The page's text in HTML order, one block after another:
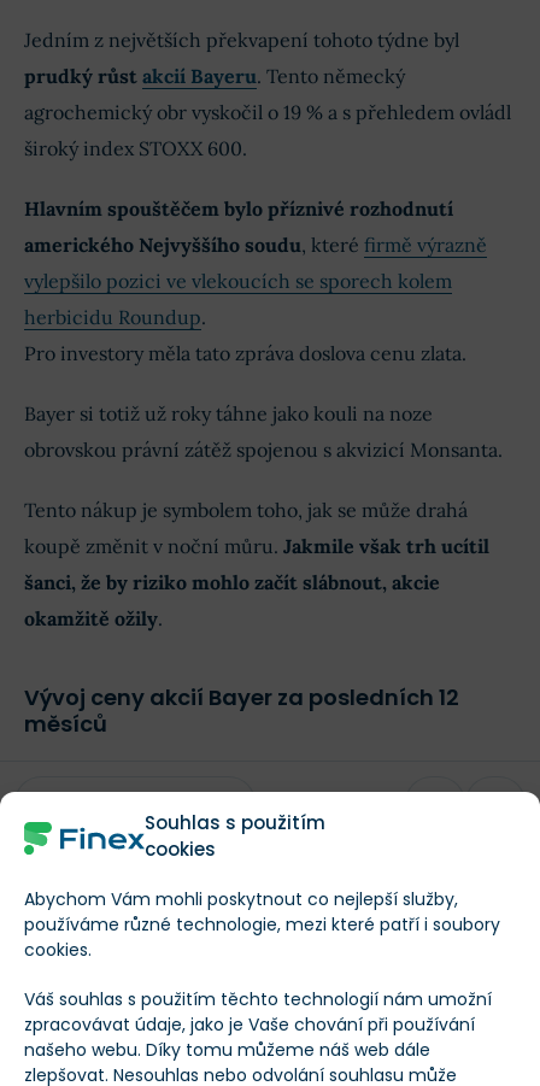
Souhlas s použitím
cookies
Abychom Vám mohli poskytnout co nejlepší služby,
používáme různé technologie, mezi které patří i soubory
cookies.
Váš souhlas s použitím těchto technologií nám umožní
zpracovávat údaje, jako je Vaše chování při používání
našeho webu. Díky tomu můžeme náš web dále
zlepšovat. Nesouhlas nebo odvolání souhlasu může
Jedním z největších překvapení tohoto týdne byl
prudký růst akcií Bayeru. Tento německý
agrochemický obr vyskočil o 19 % a s přehledem ovládl
široký index STOXX 600.
Hlavním spouštěčem bylo příznivé rozhodnutí
amerického Nejvyššího soudu, které firmě výrazně
vylepšilo pozici ve vlekoucích se sporech kolem
herbicidu Roundup.
Pro investory měla tato zpráva doslova cenu zlata.
Bayer si totiž už roky táhne jako kouli na noze
obrovskou právní zátěž spojenou s akvizicí Monsanta.
Tento nákup je symbolem toho, jak se může drahá
koupě změnit v noční můru. Jakmile však trh ucítil
šanci, že by riziko mohlo začít slábnout, akcie
okamžitě ožily.
Vývoj ceny akcií Bayer za posledních 12
měsíců
Bayer BAYN
Načítání Načítání
Finex Férová CenaBAYN
Co to je?